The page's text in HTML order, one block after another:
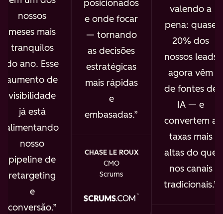
nossos
meses mais
tranquilos
do ano. Esse
aumento de
visibilidade
já está
alimentando
nosso
pipeline de
retargeting
e
conversão.
posicionados
e onde focar
— tornando
as decisões
estratégicas
mais rápidas
e
embasadas.
CHASE LE ROUX
CMO
Scrums
valendo a
pena: quase
20% dos
nossos leads
agora vêm
de fontes de
IA — e
convertem a
taxas mais
altas do que
nos canais
tradicionais.